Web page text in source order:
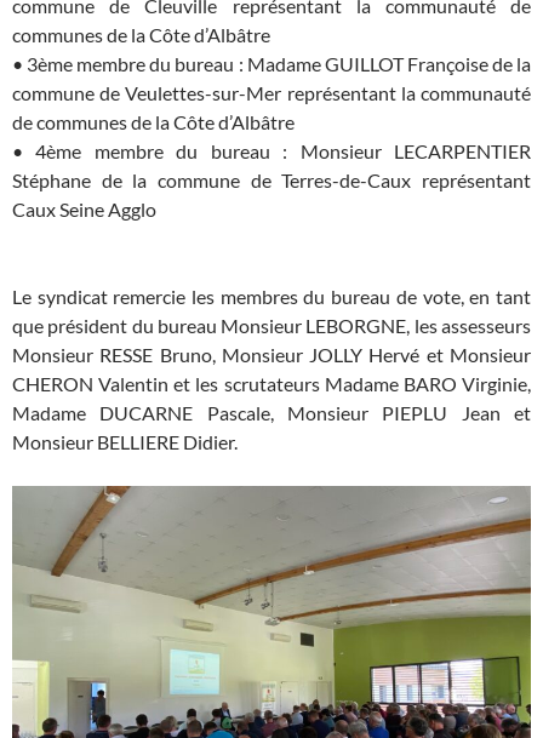
commune de Cleuville représentant la communauté de
communes de la Côte d’Albâtre
• 3ème membre du bureau : Madame GUILLOT Françoise de la
commune de Veulettes-sur-Mer représentant la communauté
de communes de la Côte d’Albâtre
• 4ème membre du bureau : Monsieur LECARPENTIER
Stéphane de la commune de Terres-de-Caux représentant
Caux Seine Agglo
Le syndicat remercie les membres du bureau de vote, en tant
que président du bureau Monsieur LEBORGNE, les assesseurs
Monsieur RESSE Bruno, Monsieur JOLLY Hervé et Monsieur
CHERON Valentin et les scrutateurs Madame BARO Virginie,
Madame DUCARNE Pascale, Monsieur PIEPLU Jean et
Monsieur BELLIERE Didier.